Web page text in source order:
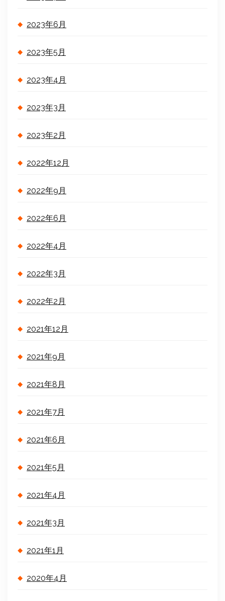
2023年6月
2023年5月
2023年4月
2023年3月
2023年2月
2022年12月
2022年9月
2022年6月
2022年4月
2022年3月
2022年2月
2021年12月
2021年9月
2021年8月
2021年7月
2021年6月
2021年5月
2021年4月
2021年3月
2021年1月
2020年4月